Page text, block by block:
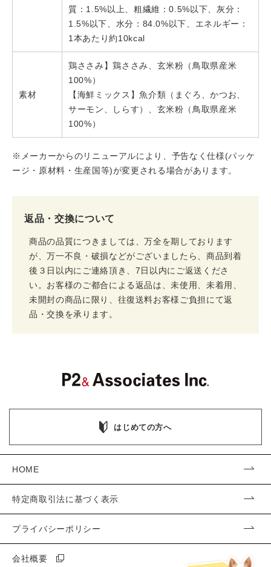
質：1.5%以上、粗繊維：0.5%以下、灰分：
1.5%以下、水分：84.0%以下、エネルギー：
1本あたり約10kcal
素材
鶏ささみ】鶏ささみ、玄米粉（鳥取県産米
100%）
【海鮮ミックス】魚介類（まぐろ、かつお、
サーモン、しらす）、玄米粉（鳥取県産米
100%）
※メーカーからのリニューアルにより、予告なく仕様(パッケ
ージ・原材料・生産国等)が変更される場合があります。
返品・交換について
商品の品質につきましては、万全を期しております
が、万一不良・破損などがございましたら、商品到着
後３日以内にご連絡頂き、7日以内にご返送くださ
い。お客様のご都合による返品は、未使用、未着用、
未開封の商品に限り、往復送料お客様ご負担にて返
品・交換を承ります。
はじめての方へ
HOME
特定商取引法に基づく表示
プライバシーポリシー
会社概要